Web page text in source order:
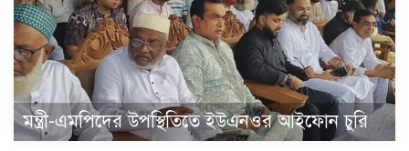
মন্ত্রী-এমপিদের উপস্থিতিতে ইউএনওর আইফোন চুরি